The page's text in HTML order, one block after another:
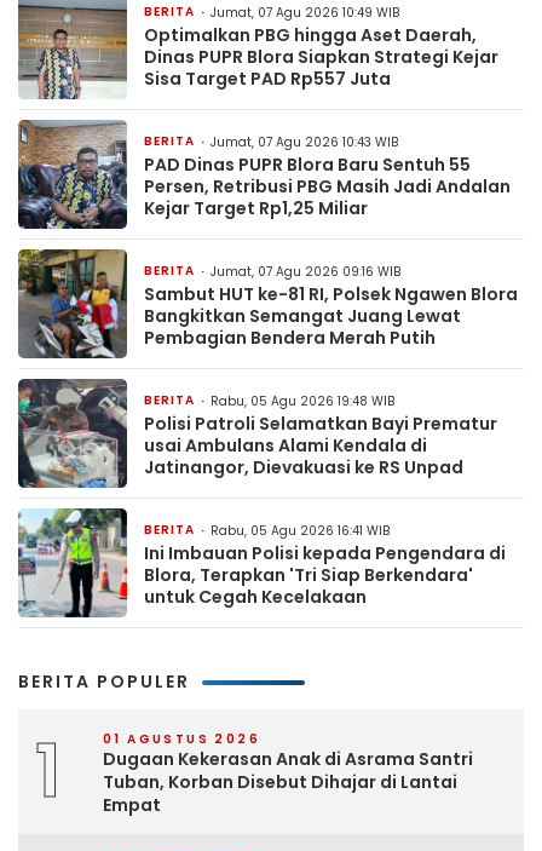
BERITA Jumat, 07 Agu 2026 10:49 WIB
Optimalkan PBG hingga Aset Daerah,
Dinas PUPR Blora Siapkan Strategi Kejar
Sisa Target PAD Rp557 Juta
BERITA Jumat, 07 Agu 2026 10:43 WIB
PAD Dinas PUPR Blora Baru Sentuh 55
Persen, Retribusi PBG Masih Jadi Andalan
Kejar Target Rp1,25 Miliar
BERITA Jumat, 07 Agu 2026 09:16 WIB
Sambut HUT ke-81 RI, Polsek Ngawen Blora
Bangkitkan Semangat Juang Lewat
Pembagian Bendera Merah Putih
BERITA Rabu, 05 Agu 2026 19:48 WIB
Polisi Patroli Selamatkan Bayi Prematur
usai Ambulans Alami Kendala di
Jatinangor, Dievakuasi ke RS Unpad
BERITA Rabu, 05 Agu 2026 16:41 WIB
Ini Imbauan Polisi kepada Pengendara di
Blora, Terapkan 'Tri Siap Berkendara'
untuk Cegah Kecelakaan
BERITA POPULER
1 01 AGUSTUS 2026
Dugaan Kekerasan Anak di Asrama Santri
Tuban, Korban Disebut Dihajar di Lantai
Empat